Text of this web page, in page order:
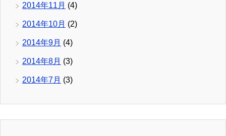
2014年11月 (4)
2014年10月 (2)
2014年9月 (4)
2014年8月 (3)
2014年7月 (3)